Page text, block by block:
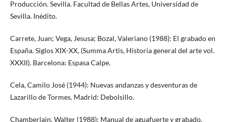
Producción. Sevilla. Facultad de Bellas Artes, Universidad de
Sevilla. Inédito.
Carrete, Juan; Vega, Jesusa; Bozal, Valeriano (1988): El grabado en
España. Siglos XIX-XX, (Summa Artis, Historia general del arte vol.
XXXII). Barcelona: Espasa Calpe.
Cela, Camilo José (1944): Nuevas andanzas y desventuras de
Lazarillo de Tormes. Madrid: Debolsillo.
Chamberlain, Walter (1988): Manual de aguafuerte y grabado.